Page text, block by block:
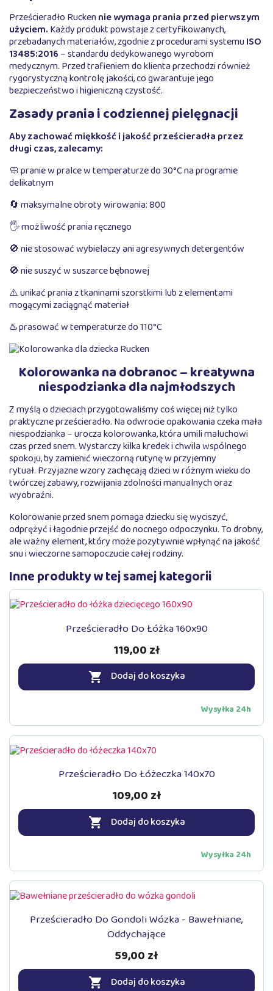
Prześcieradło Ruckennie wymaga prania przed pierwszym
użyciem. Każdy produkt powstaje z certyfikowanych,
przebadanych materiałów, zgodnie z procedurami systemuISO
13485:2016 – standardu dedykowanego wyrobom
medycznym. Przed trafieniem do klienta przechodzi również
rygorystyczną kontrolę jakości, co gwarantuje jego
bezpieczeństwo i higieniczną czystość.
Zasady prania i codziennej pielęgnacji
Aby zachować miękkość i jakość prześcieradła przez
długi czas, zalecamy:
🧼 pranie w pralce w temperaturze do 30°C na programie
delikatnym
🔄 maksymalne obroty wirowania: 800
🖐️ możliwość prania ręcznego
🚫 nie stosować wybielaczy ani agresywnych detergentów
🚫 nie suszyć w suszarce bębnowej
⚠️ unikać prania z tkaninami szorstkimi lub z elementami
mogącymi zaciągnąć materiał
♨️ prasować w temperaturze do 110°C
Kolorowanka na dobranoc – kreatywna
niespodzianka dla najmłodszych
Z myślą o dzieciach przygotowaliśmy coś więcej niż tylko
praktyczne prześcieradło. Na odwrocie opakowania czeka mała
niespodzianka – urocza kolorowanka, która umili maluchowi
czas przed snem. Wystarczy kilka kredek i chwila wspólnego
spokoju, by zamienić wieczorną rutynę w przyjemny
rytuał. Przyjazne wzory zachęcają dzieci w różnym wieku do
twórczej zabawy, rozwijania zdolności manualnych oraz
wyobraźni.
Kolorowanie przed snem pomaga dziecku się wyciszyć,
odprężyć i łagodnie przejść do nocnego odpoczynku. To drobny,
ale ważny element, który może pozytywnie wpłynąć na jakość
snu i wieczorne samopoczucie całej rodziny.
Inne produkty w tej samej kategorii
Prześcieradło Do Łóżka 160x90
119,00 zł
 Dodaj do koszyka
Wysyłka 24h
Prześcieradło Do Łóżeczka 140x70
109,00 zł
 Dodaj do koszyka
Wysyłka 24h
Prześcieradło Do Gondoli Wózka - Bawełniane,
Oddychające
59,00 zł
 Dodaj do koszyka